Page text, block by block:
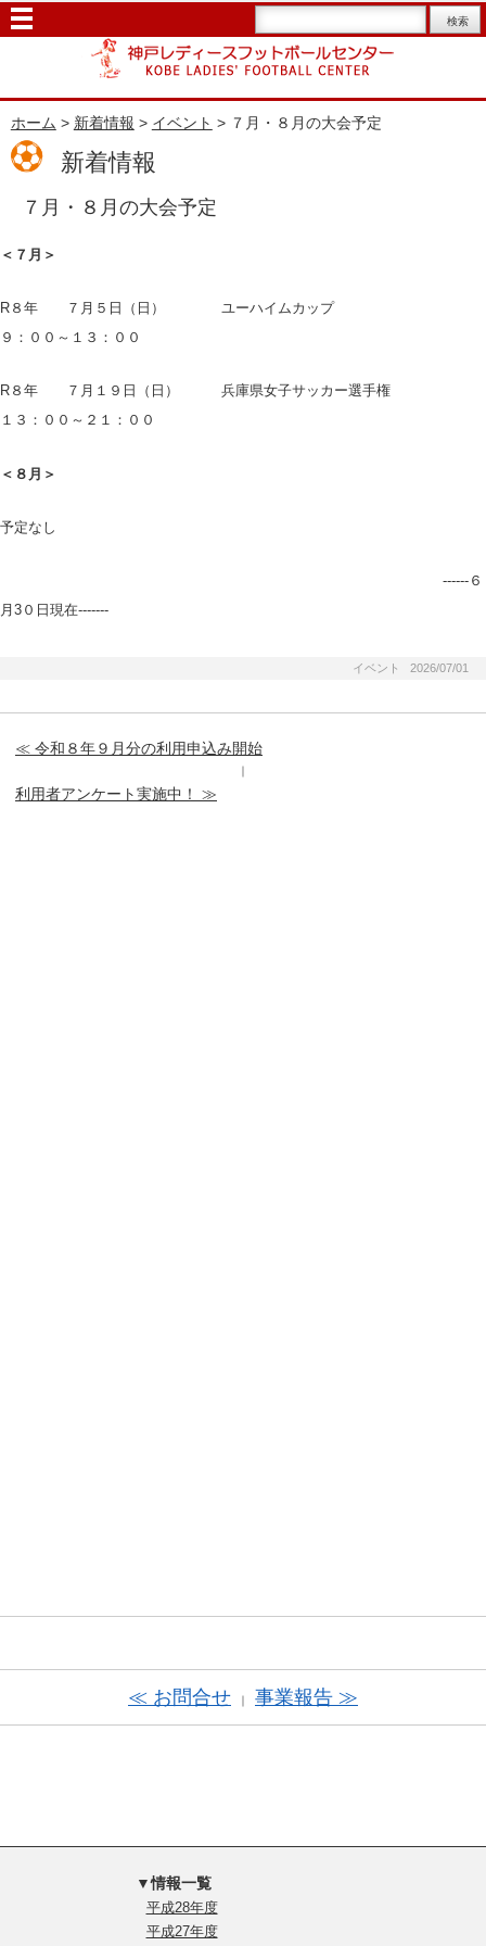
ホーム > 新着情報 > イベント > ７月・８月の大会予定
新着情報
７月・８月の大会予定
＜７月＞
R８年 ７月５日（日） ユーハイムカップ
９：００～１３：００
R８年 ７月１９日（日） 兵庫県女子サッカー選手権
１３：００～２１：００
＜８月＞
予定なし
------６
月3０日現在-------
イベント 2026/07/01
≪ 令和８年９月分の利用申込み開始
｜
利用者アンケート実施中！ ≫
≪ お問合せ 事業報告 ≫
▼情報一覧
平成28年度
平成27年度